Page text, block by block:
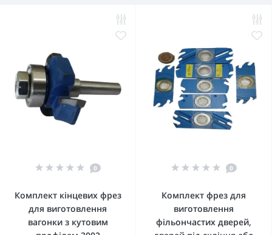
0
Комплект кінцевих фрез
для виготовлення
вагонки з кутовим
0
Комплект фрез для
виготовлення
фільончастих дверей,